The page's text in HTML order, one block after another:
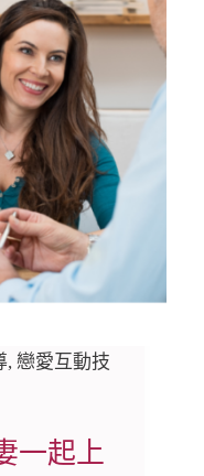
, 戀愛互動技
一起上